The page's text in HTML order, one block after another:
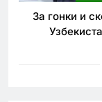
За гонки и